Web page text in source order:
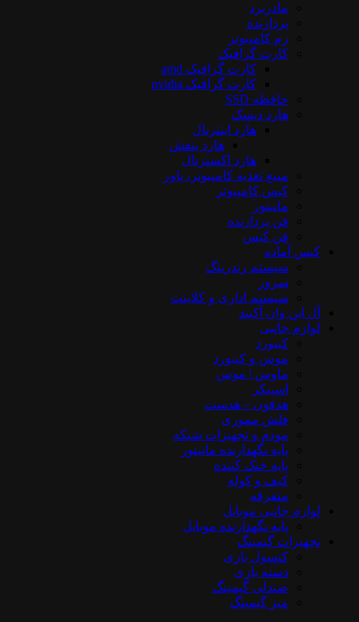
مادربرد
پردازنده
رم کامپیوتر
کارت گرافیک
کارت گرافیک amd
کارت گرافیک nvidia
حافظه SSD
هارد دیسک
هارد اینترنال
هارد بنفش
هارد اکسترنال
منبع تغذیه کامپیوتر، پاور
کیس کامپیوتر
مانیتور
فن پردازنده
فن کیس
کیس آماده
سیستم رندرینگ
سرور
سیستم‌ اداری و کلاینت
آل این وان آکبند
لوازم جانبی
کیبورد
موس و کیبورد
ماوس | موس
اسپیکر
هدفون – هدست
فلش مموری
مودم و تجهیزات شبکه
پایه نگهدارنده مانیتور
پایه خنک کننده
کیف و کوله
متفرقه
لوازم جانبی موبایل
پایه نگهدارنده موبایل
تجهیزات گیمینگ
کنسول بازی
دسته بازی
صندلی گیمینگ
میز گیمینگ